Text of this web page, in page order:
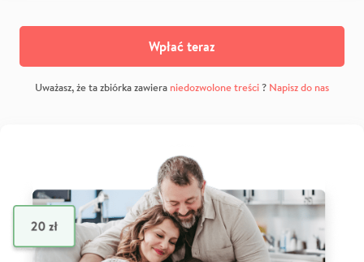
Wpłać teraz
Uważasz, że ta zbiórka zawiera niedozwolone treści? Napisz do nas